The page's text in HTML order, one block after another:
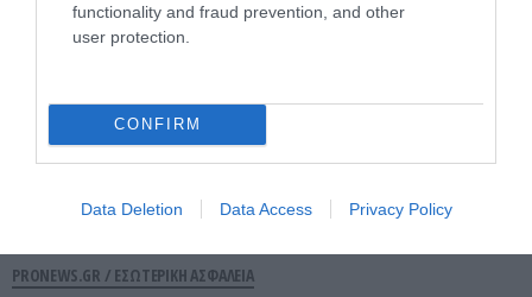
functionality and fraud prevention, and other
user protection.
CONFIRM
Data Deletion Data Access Privacy Policy
PRONEWS.GR / ΕΣΩΤΕΡΙΚΗ ΑΣΦΑΛΕΙΑ